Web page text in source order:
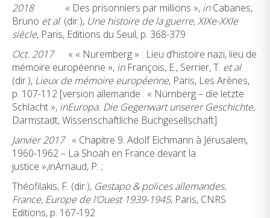
2018« Des prisonniers par millions », inCabanes,
Bruno et al. (dir.), Une histoire de la guerre, XIXe-XXIe
siècle, Paris, Editions du Seuil, p. 368-379
Oct. 2017 « « Nuremberg » : Lieu d’histoire nazi, lieu de
mémoire européenne », inFrançois, E., Serrier, T. et al.
(dir.), Lieux de mémoire européenne, Paris, Les Arènes,
p. 107-112 [version allemande : « Nürnberg – die letzte
Schlacht », inEuropa. Die Gegenwart unserer Geschichte,
Darmstadt, Wissenschaftliche Buchgesellschaft]
Janvier 2017 « Chapitre 9. Adolf Eichmann à Jérusalem,
1960-1962 – La Shoah en France devant la
justice »,inArnaud, P. ;
Théofilakis, F. (dir.), Gestapo & polices allemandes.
France, Europe de l’Ouest 1939-1945, Paris, CNRS
Editions, p. 167-192